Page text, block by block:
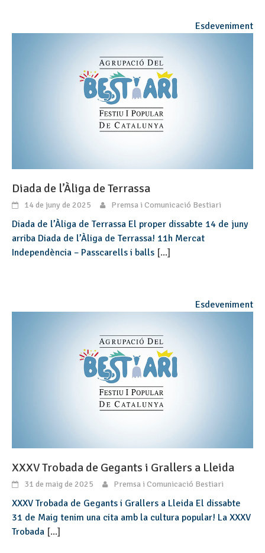
Esdeveniment
Diada de l’Àliga de Terrassa
14 de juny de 2025 Premsa i Comunicació Bestiari
Diada de l’Àliga de Terrassa El proper dissabte 14 de juny
arriba Diada de l’Àliga de Terrassa! 11h Mercat
Independència – Passcarells i balls [...]
Esdeveniment
XXXV Trobada de Gegants i Grallers a Lleida
31 de maig de 2025 Premsa i Comunicació Bestiari
XXXV Trobada de Gegants i Grallers a Lleida El dissabte
31 de Maig tenim una cita amb la cultura popular! La XXXV
Trobada [...]